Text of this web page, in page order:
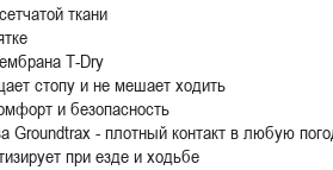
ткани
T-Dry
стопу и не мешает ходить
и безопасность
Groundtrax - плотный контакт в любую
при езде и ходьбе